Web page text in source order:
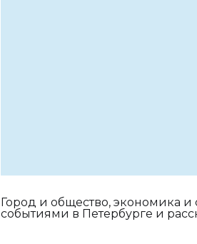
Город и общество, экономика
событиями в Петербурге и